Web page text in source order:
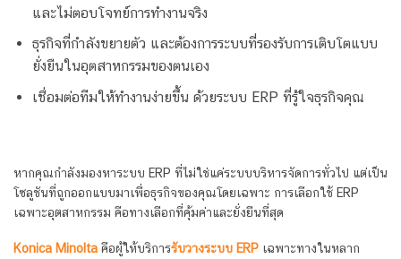
และไม่ตอบโจทย์การทำงานจริง
ธุรกิจที่กำลังขยายตัว และต้องการระบบที่รองรับการเติบโตแบบ
ยั่งยืนในอุตสาหกรรมของตนเอง
เชื่อมต่อทีมให้ทำงานง่ายขึ้น ด้วยระบบ ERP ที่รู้ใจธุรกิจคุณ
หากคุณกำลังมองหาระบบ ERP ที่ไม่ใช่แค่ระบบบริหารจัดการทั่วไป แต่เป็น
โซลูชันที่ถูกออกแบบมาเพื่อธุรกิจของคุณโดยเฉพาะ การเลือกใช้ ERP
เฉพาะอุตสาหกรรม คือทางเลือกที่คุ้มค่าและยั่งยืนที่สุด
Konica Minolta คือผู้ให้บริการรับวางระบบ ERP เฉพาะทางในหลาก